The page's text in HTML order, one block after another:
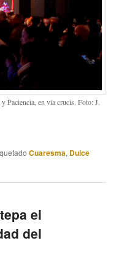
Paciencia, en vía crucis. Foto: J.
Cuaresma, Dulce
el
del